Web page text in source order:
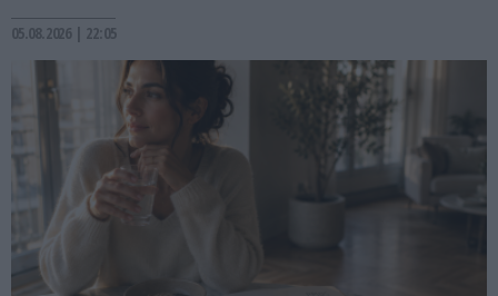
05.08.2026 | 22:05